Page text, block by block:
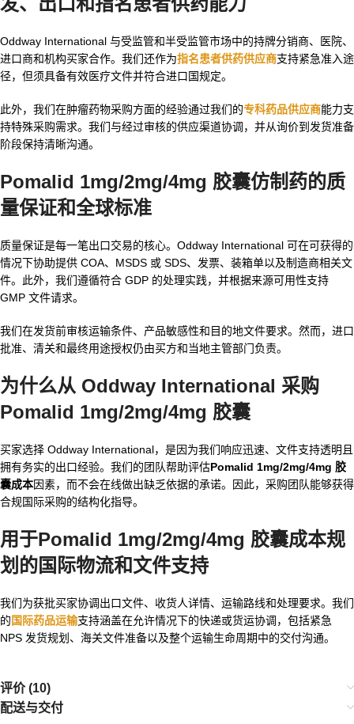
Oddway International 与受监管和半受监管市场中的持牌分销商、医院、
进口商和机构买家合作。我们还作为指名患者供药供应商支持紧急准入途
径，但须具备有效医疗文件并符合进口国规定。
此外，我们在肿瘤药物采购方面的经验通过我们的专科药品供应商能力支
持特殊采购需求。我们与经过审核的供应渠道协调，并从询价到发货准备
阶段保持清晰沟通。
Pomalid 1mg/2mg/4mg 胶囊仿制药的质
量保证和全球标准
质量保证是每一笔出口交易的核心。Oddway International 可在可获得的
情况下协助提供 COA、MSDS 或 SDS、发票、装箱单以及制造商相关文
件。此外，我们遵循符合 GDP 的处理实践，并根据来源可用性支持
GMP 文件请求。
我们在发货前审核运输条件、产品敏感性和目的地文件要求。然而，进口
批准、清关和最终用途授权仍由买方和当地主管部门负责。
为什么从 Oddway International 采购
Pomalid 1mg/2mg/4mg 胶囊
买家选择 Oddway International，是因为我们响应迅速、文件支持透明且
拥有务实的出口经验。我们的团队帮助评估Pomalid 1mg/2mg/4mg 胶
囊成本因素，而不会在线做出缺乏依据的承诺。因此，采购团队能够获得
合规国际采购的结构化指导。
用于Pomalid 1mg/2mg/4mg 胶囊成本规
划的国际物流和文件支持
我们为获批买家协调出口文件、收货人详情、运输路线和处理要求。我们
的国际药品运输支持涵盖在允许情况下的快递或货运协调，包括紧急
NPS 发货规划、海关文件准备以及整个运输生命周期中的交付沟通。
评价 (10)
配送与交付